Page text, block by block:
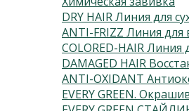
DRY HAIR Линия для
ANTI-FRIZZ Линия
COLORED-HAIR
DAMAGED HAIR
ANTI-OXIDANT
EVERY GREEN.